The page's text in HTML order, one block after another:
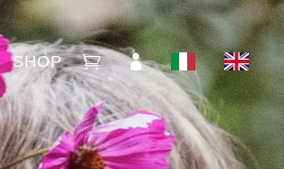
SHOP  